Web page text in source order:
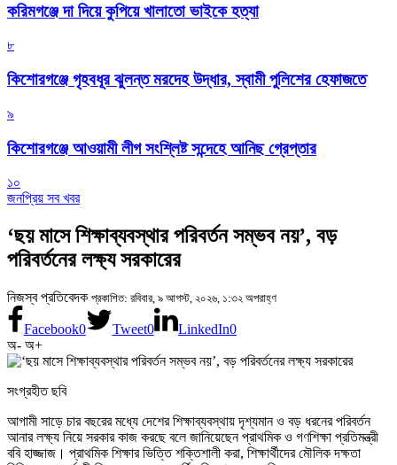
করিমগঞ্জে দা দিয়ে কুপিয়ে খালাতো ভাইকে হত্যা
৮
কিশোরগঞ্জে গৃহবধূর ঝুলন্ত মরদেহ উদ্ধার, স্বামী পুলিশের হেফাজতে
৯
কিশোরগঞ্জে আওয়ামী লীগ সংশ্লিষ্ট সন্দেহে আনিছ গ্রেপ্তার
১০
জনপ্রিয় সব খবর
‘ছয় মাসে শিক্ষাব্যবস্থার পরিবর্তন সম্ভব নয়’, বড়
পরিবর্তনের লক্ষ্য সরকারের
নিজস্ব প্রতিবেদক প্রকাশিত: রবিবার, ৯ আগস্ট, ২০২৬, ১:৩২ অপরাহ্ণ
Facebook0 Tweet0 LinkedIn0
অ- অ+
সংগ্রহীত ছবি
আগামী সাড়ে চার বছরের মধ্যে দেশের শিক্ষাব্যবস্থায় দৃশ্যমান ও বড় ধরনের পরিবর্তন
আনার লক্ষ্য নিয়ে সরকার কাজ করছে বলে জানিয়েছেন প্রাথমিক ও গণশিক্ষা প্রতিমন্ত্রী
ববি হাজ্জাজ। প্রাথমিক শিক্ষার ভিত্তি শক্তিশালী করা, শিক্ষার্থীদের মৌলিক দক্ষতা